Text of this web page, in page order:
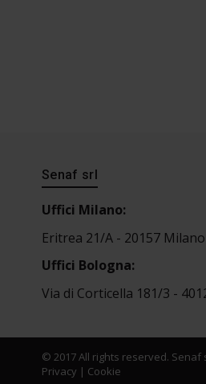
Senaf srl
Uffici Milano:
Eritrea 21/A - 20157 Milano
Uffici Bologna:
Via di Corticella 181/3 -
© 2017 All rights reserved. Senaf
Privacy | Cookie